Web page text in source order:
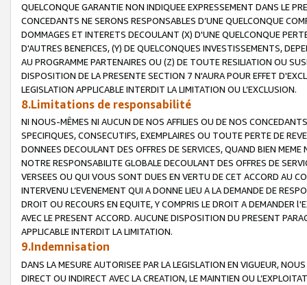
QUELCONQUE GARANTIE NON INDIQUEE EXPRESSEMENT DANS LE
CONCEDANTS NE SERONS RESPONSABLES D’UNE QUELCONQUE
DOMMAGES ET INTERETS DECOULANT (X) D'UNE QUELCONQUE
D'AUTRES BENEFICES, (Y) DE QUELCONQUES INVESTISSEMENTS,
AU PROGRAMME PARTENAIRES OU (Z) DE TOUTE RESILIATION OU
DISPOSITION DE LA PRESENTE SECTION 7 N'AURA POUR EFFET
LEGISLATION APPLICABLE INTERDIT LA LIMITATION OU L’EXCLUSION.
8.Limitations de responsabilité
NI NOUS-MÊMES NI AUCUN DE NOS AFFILIES OU DE NOS
SPECIFIQUES, CONSECUTIFS, EXEMPLAIRES OU TOUTE PERTE DE
DONNEES DECOULANT DES OFFRES DE SERVICES, QUAND BIEN
NOTRE RESPONSABILITE GLOBALE DECOULANT DES OFFRES DE
VERSEES OU QUI VOUS SONT DUES EN VERTU DE CET ACCORD AU
INTERVENU L’EVENEMENT QUI A DONNE LIEU A LA DEMANDE DE
DROIT OU RECOURS EN EQUITE, Y COMPRIS LE DROIT A DEMANDER
AVEC LE PRESENT ACCORD. AUCUNE DISPOSITION DU PRESENT
APPLICABLE INTERDIT LA LIMITATION.
9.Indemnisation
DANS LA MESURE AUTORISEE PAR LA LEGISLATION EN VIGUEUR,
DIRECT OU INDIRECT AVEC LA CREATION, LE MAINTIEN OU